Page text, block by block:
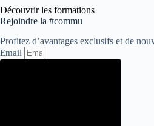
Découvrir les formations
Rejoindre la #commu
Profitez d’avantages exclusifs et de
Email